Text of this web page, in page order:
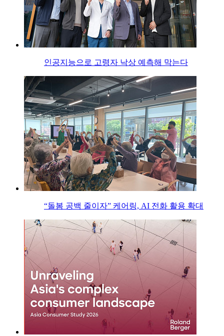
인공지능으로 고령자 낙상 예측해 막는다
“돌봄 공백 줄이자” 케어링, AI 전화 활용 확대